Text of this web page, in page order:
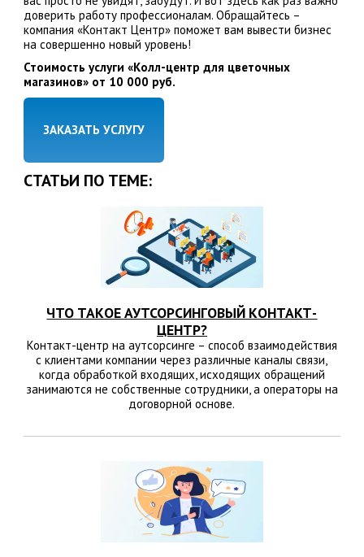
доверить работу профессионалам. Обращайтесь –
компания «Контакт Центр» поможет вам вывести бизнес
на совершенно новый уровень!
Стоимость услуги «Колл-центр для цветочных
магазинов» от 10 000 руб.
ЗАКАЗАТЬ УСЛУГУ
СТАТЬИ ПО ТЕМЕ:
ЧТО ТАКОЕ АУТСОРСИНГОВЫЙ КОНТАКТ-
ЦЕНТР?
Контакт-центр на аутсорсинге – способ взаимодействия
с клиентами компании через различные каналы связи,
когда обработкой входящих, исходящих обращений
занимаются не собственные сотрудники, а операторы на
договорной основе.